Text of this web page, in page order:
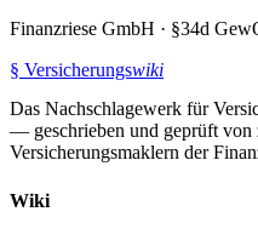
Finanzriese GmbH · §34d
§ Versicherungswiki
Das Nachschlagewerk für
— geschrieben und geprüft von
Versicherungsmaklern der
Wiki